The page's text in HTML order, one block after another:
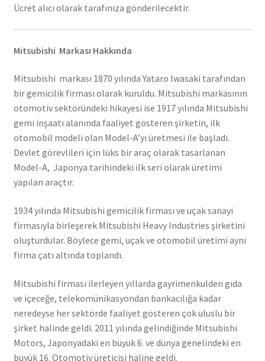
Ücret alıcı olarak tarafınıza gönderilecektir.
Mitsubishi Markası Hakkında
Mitsubishi markası 1870 yılında Yataro Iwasaki tarafından
bir gemicilik firması olarak kuruldu. Mitsubishi markasının
otomotiv sektöründeki hikayesi ise 1917 yılında Mitsubishi
gemi inşaatı alanında faaliyet gösteren şirketin, ilk
otomobil modeli olan Model-A’yı üretmesi ile başladı.
Devlet görevlileri için lüks bir araç olarak tasarlanan
Model-A, Japonya tarihindeki ilk seri olarak üretimi
yapılan araçtır.
1934 yılında Mitsubishi gemicilik firması ve uçak sanayi
firmasıyla birleşerek Mitsubishi Heavy Industries şirketini
oluşturdular. Böylece gemi, uçak ve otomobil üretimi aynı
firma çatı altında toplandı.
Mitsubishi firması ilerleyen yıllarda gayrimenkulden gıda
ve içeceğe, telekomünikasyondan bankacılığa kadar
neredeyse her sektörde faaliyet gösteren çok uluslu bir
şirket halinde geldi. 2011 yılında gelindiğinde Mitsubishi
Motors, Japonyadaki en büyük 6. ve dünya genelindeki en
büyük 16. Otomotiv üreticisi haline geldi.